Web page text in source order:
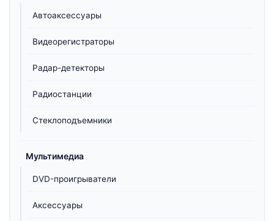
Автоаксессуары
Видеорегистраторы
Радар-детекторы
Радиостанции
Стеклоподъемники
Мультимедиа
DVD-проигрыватели
Аксессуары